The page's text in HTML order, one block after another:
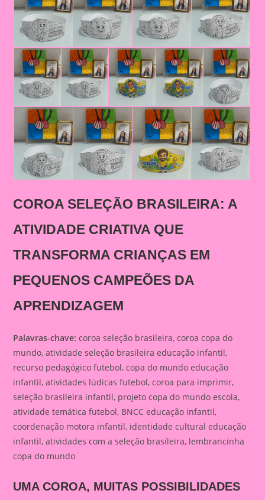
COROA SELEÇÃO BRASILEIRA: A
ATIVIDADE CRIATIVA QUE
TRANSFORMA CRIANÇAS EM
PEQUENOS CAMPEÕES DA
APRENDIZAGEM
Palavras-chave: coroa seleção brasileira, coroa copa do
mundo, atividade seleção brasileira educação infantil,
recurso pedagógico futebol, copa do mundo educação
infantil, atividades lúdicas futebol, coroa para imprimir,
seleção brasileira infantil, projeto copa do mundo escola,
atividade temática futebol, BNCC educação infantil,
coordenação motora infantil, identidade cultural educação
infantil, atividades com a seleção brasileira, lembrancinha
copa do mundo
UMA COROA, MUITAS POSSIBILIDADES